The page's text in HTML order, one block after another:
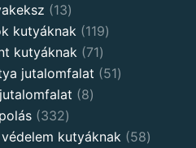
1313
products
kutyáknak 119119
kutyáknak 7171
products
jutalomfalat 5151
88
332332
products
kutyáknak 5858